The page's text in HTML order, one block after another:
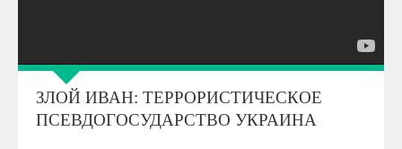
ЗЛОЙ ИВАН: ТЕРРОРИСТИЧЕСКОЕ
ПСЕВДОГОСУДАРСТВО УКРАИНА